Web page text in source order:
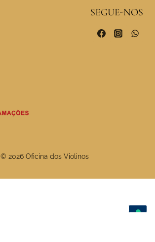
SEGUE-NOS
© 2026 Oficina dos Violinos